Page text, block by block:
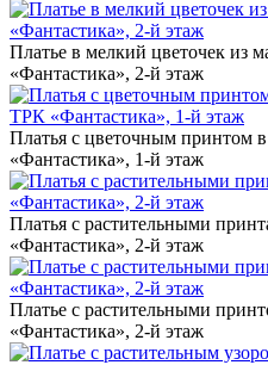
Платье в мелкий цветочек из
«Фантастика», 2-й этаж
Платья с цветочным принтом
«Фантастика», 1-й этаж
Платья с растительными
«Фантастика», 2-й этаж
Платье с растительными
«Фантастика», 2-й этаж